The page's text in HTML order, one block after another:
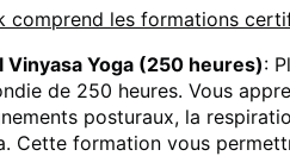
comprend les formations
Vinyasa Yoga (250 heures):
de 250 heures. Vous
posturaux, la
Cette formation vous